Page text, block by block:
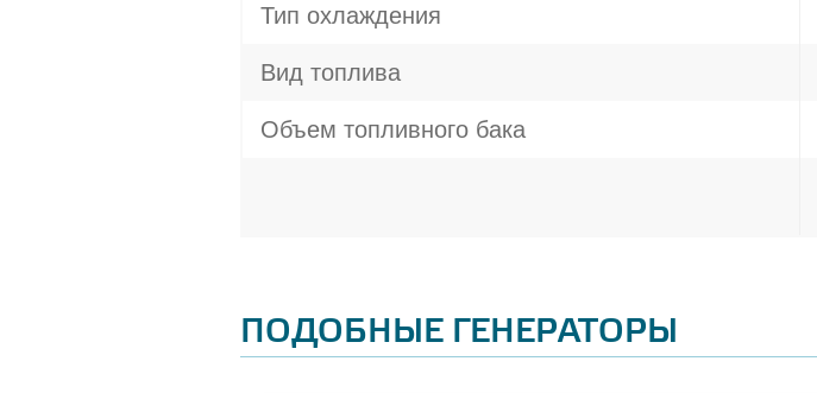
Тип охлаждения
Вид топлива
Объем топливного бака
ПОДОБНЫЕ ГЕНЕРАТОРЫ